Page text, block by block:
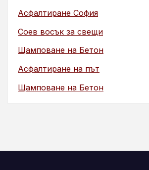
Асфалтиране София
Соев восък за свещи
Щамповане на Бетон
Асфалтиране на път
Щамповане на Бетон